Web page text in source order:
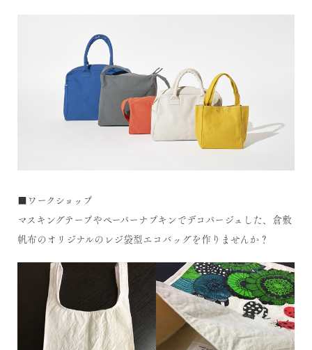
■ワークショップ
マスキングテープやペーパーナプキンでデコパージュした、倉敷
帆布のオリジナルのレジ袋型エコバッグを作りませんか？